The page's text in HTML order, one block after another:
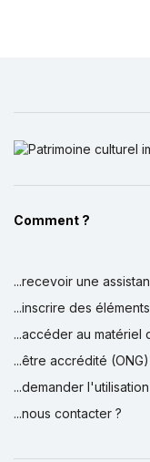
Comment ?
...recevoir une
...inscrire des
...accéder au
...être accrédité (ONG)
...demander
...nous contacter ?